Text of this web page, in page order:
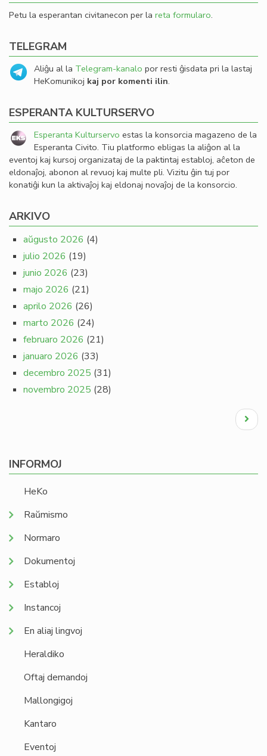
Petu la esperantan civitanecon per la reta formularo.
TELEGRAM
Aliĝu al la Telegram-kanalo por resti ĝisdata pri la lastaj
HeKomunikoj kaj por komenti ilin.
ESPERANTA KULTURSERVO
Esperanta Kulturservo estas la konsorcia magazeno de la
Esperanta Civito. Tiu platformo ebligas la aliĝon al la
eventoj kaj kursoj organizataj de la paktintaj establoj, aĉeton de
eldonaĵoj, abonon al revuoj kaj multe pli. Vizitu ĝin tuj por
konatiĝi kun la aktivaĵoj kaj eldonaj novaĵoj de la konsorcio.
ARKIVO
aŭgusto 2026 (4)
julio 2026 (19)
junio 2026 (23)
majo 2026 (21)
aprilo 2026 (26)
marto 2026 (24)
februaro 2026 (21)
januaro 2026 (33)
decembro 2025 (31)
novembro 2025 (28)
Next
page
INFORMOJ
HeKo
Raŭmismo
Normaro
Dokumentoj
Establoj
Instancoj
En aliaj lingvoj
Heraldiko
Oftaj demandoj
Mallongigoj
Kantaro
Eventoj